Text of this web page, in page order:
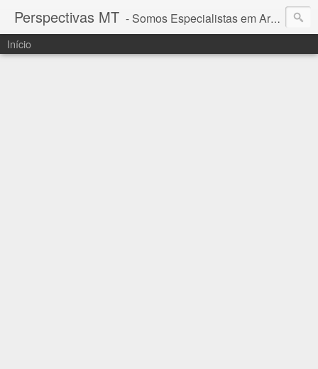
Perspectivas MT - Somos Especialistas em Araguaia - Mato Grosso
Início